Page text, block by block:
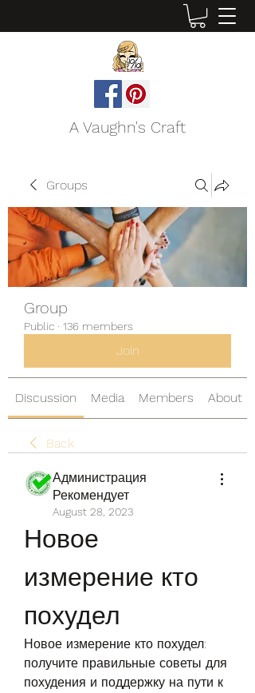
A Vaughn's Craft
Groups
Group
Public · 136 members
Join
Discussion Media Members About
Back
Администрация
Рекомендует
August 28, 2023
Новое
измерение кто
похудел
Новое измерение кто похудел:
получите правильные советы для
похудения и поддержку на пути к